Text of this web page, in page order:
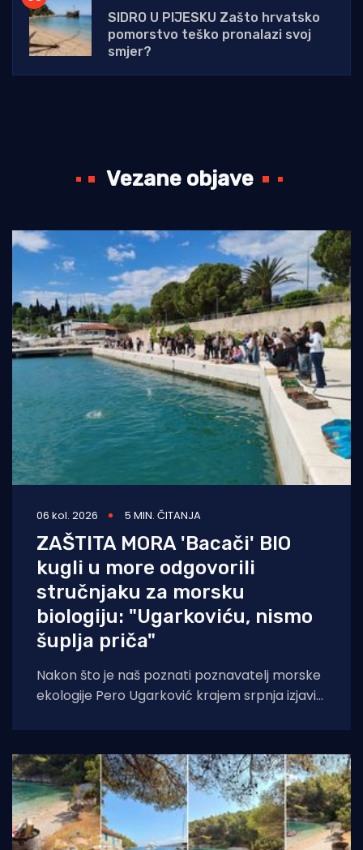
SIDRO U PIJESKU Zašto hrvatsko
pomorstvo teško pronalazi svoj
smjer?
Vezane objave
06 kol. 2026 5 MIN. ČITANJA
ZAŠTITA MORA 'Bacači' BIO
kugli u more odgovorili
stručnjaku za morsku
biologiju: "Ugarkoviću, nismo
šuplja priča"
Nakon što je naš poznati poznavatelj morske
ekologije Pero Ugarković krajem srpnja izjavio